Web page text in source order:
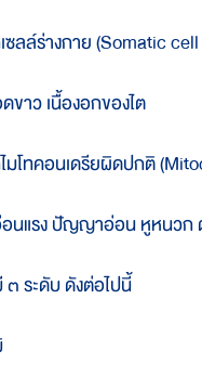
ลล์ร่างกาย (Somatic
าว เนื้องอกของไต
มโทคอนเดรียผิดปกติ
แรง ปัญญาอ่อน หูหนวก
ระดับ ดังต่อไปนี้